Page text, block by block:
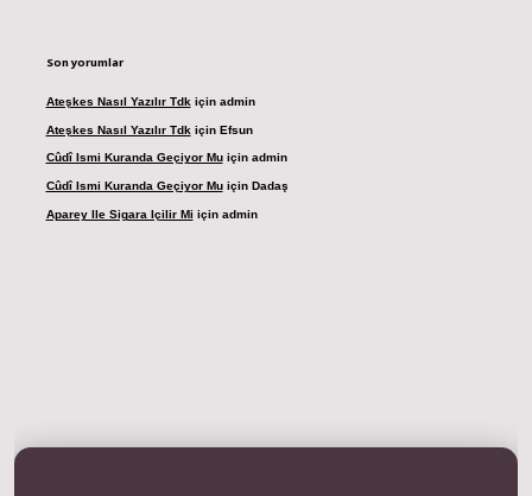
Son yorumlar
Ateşkes Nasıl Yazılır Tdk için admin
Ateşkes Nasıl Yazılır Tdk için Efsun
Cûdî Ismi Kuranda Geçiyor Muiçin admin
Cûdî Ismi Kuranda Geçiyor Muiçin Dadaş
Aparey Ile Sigara Içilir Mi için admin